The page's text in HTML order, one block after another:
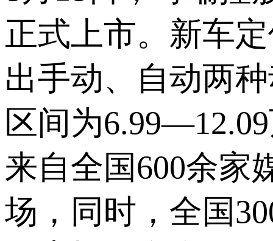
正式上市。新车
出手动、自动两
区间为
来自全国600余家
场，同时，全国